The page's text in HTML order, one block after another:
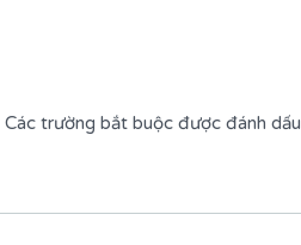
Các trường bắt buộc được đánh dấu